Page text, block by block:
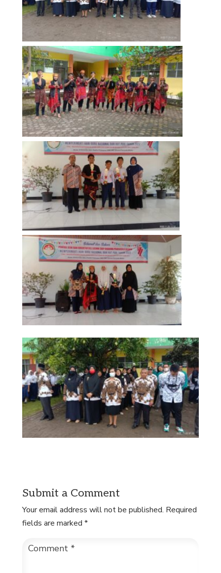
Submit a Comment
Your email address will not be published. Required
fields are marked *